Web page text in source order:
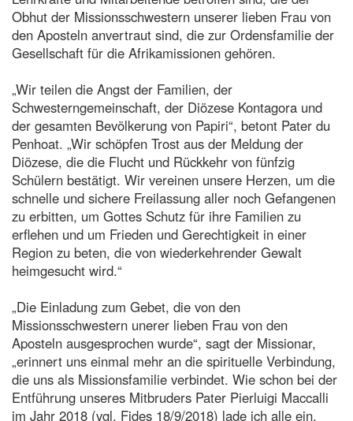
Obhut der Missionsschwestern unserer lieben Frau von
den Aposteln anvertraut sind, die zur Ordensfamilie der
Gesellschaft für die Afrikamissionen gehören.
„Wir teilen die Angst der Familien, der
Schwesterngemeinschaft, der Diözese Kontagora und
der gesamten Bevölkerung von Papiri“, betont Pater du
Penhoat. „Wir schöpfen Trost aus der Meldung der
Diözese, die die Flucht und Rückkehr von fünfzig
Schülern bestätigt. Wir vereinen unsere Herzen, um die
schnelle und sichere Freilassung aller noch Gefangenen
zu erbitten, um Gottes Schutz für ihre Familien zu
erflehen und um Frieden und Gerechtigkeit in einer
Region zu beten, die von wiederkehrender Gewalt
heimgesucht wird.“
„Die Einladung zum Gebet, die von den
Missionsschwestern unerer lieben Frau von den
Aposteln ausgesprochen wurde“, sagt der Missionar,
„erinnert uns einmal mehr an die spirituelle Verbindung,
die uns als Missionsfamilie verbindet. Wie schon bei der
Entführung unseres Mitbruders Pater Pierluigi Maccalli
im Jahr 2018 (vgl. Fides 18/9/2018) lade ich alle ein,